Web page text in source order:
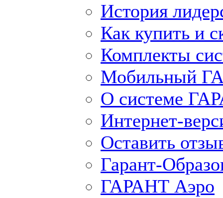
История
Как купить и
Комплекты
Мобильный
О системе
Интернет-
Оставить
Гарант-
ГАРАНТ Аэро